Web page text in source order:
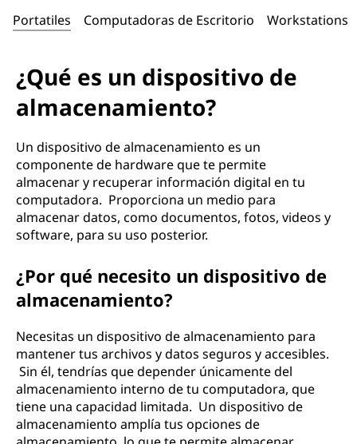
Portatiles Computadoras de Escritorio Workstations
¿Qué es un dispositivo de
almacenamiento?
Un dispositivo de almacenamiento es un
componente de hardware que te permite
almacenar y recuperar información digital en tu
computadora. Proporciona un medio para
almacenar datos, como documentos, fotos, videos y
software, para su uso posterior.
¿Por qué necesito un dispositivo de
almacenamiento?
Necesitas un dispositivo de almacenamiento para
mantener tus archivos y datos seguros y accesibles.
Sin él, tendrías que depender únicamente del
almacenamiento interno de tu computadora, que
tiene una capacidad limitada. Un dispositivo de
almacenamiento amplía tus opciones de